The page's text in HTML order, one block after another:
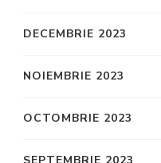
DECEMBRIE 2023
NOIEMBRIE 2023
OCTOMBRIE 2023